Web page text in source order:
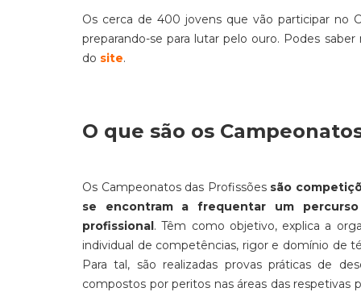
Os cerca de 400 jovens que vão participar no
preparando-se para lutar pelo ouro. Podes
do site.
O que são os
Os Campeonatos das Profissões são
se encontram a frequentar um
profissional. Têm como objetivo, explica a
individual de competências, rigor e domínio de
Para tal, são realizadas provas práticas de
compostos por peritos nas áreas das respetivas